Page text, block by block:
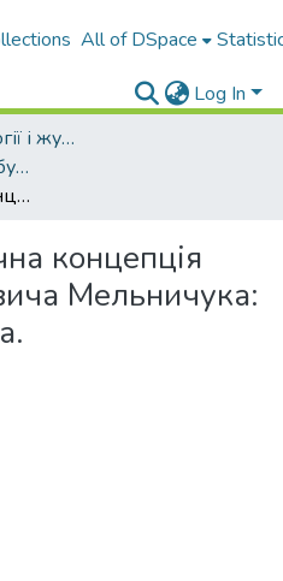
All of DSpace
Log In
Факультет філології і журналістики ім. М. Стельмаха
Академічні тексти здобувачів вищої освіти
Лінгвосоціологічна концепція Олександра Савича Мельничука: дипломна робота.
концепція
Мельничука: